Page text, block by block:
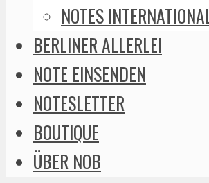
NOTES INTERNATIONAL
BERLINER ALLERLEI
NOTE EINSENDEN
NOTESLETTER
BOUTIQUE
ÜBER NOB